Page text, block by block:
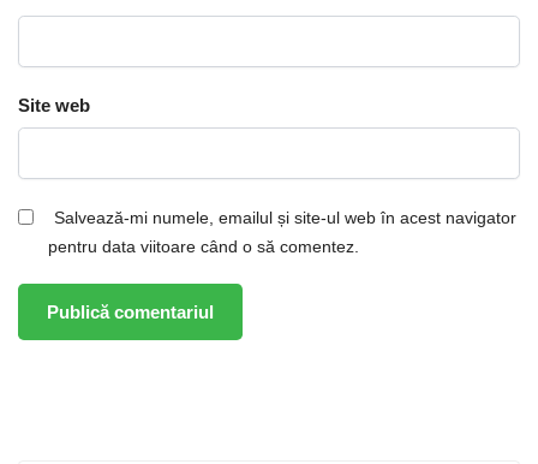
Site web
Salvează-mi numele, emailul și site-ul web în acest navigator
pentru data viitoare când o să comentez.